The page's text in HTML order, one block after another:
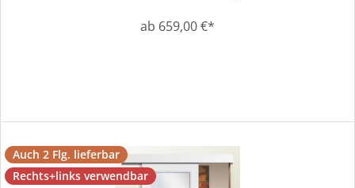
ab 659,00 €*
Auch 2 Flg. lieferbar
Rechts+links verwendbar